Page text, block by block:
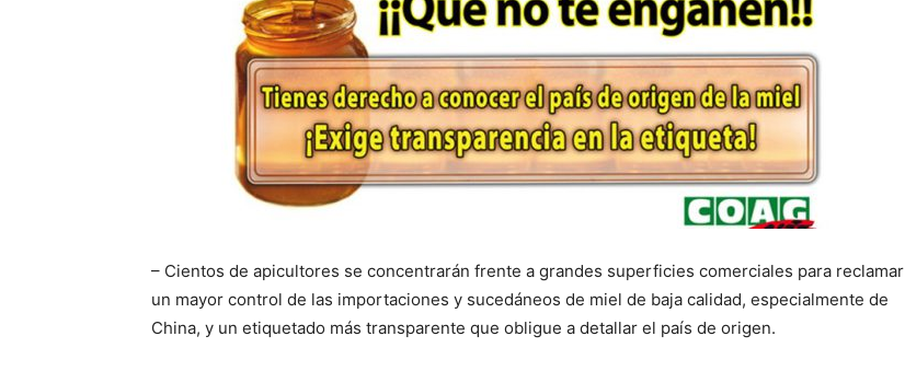
– Cientos de apicultores se concentrarán frente a grandes superficies comerciales para reclamar
un mayor control de las importaciones y sucedáneos de miel de baja calidad, especialmente de
China, y un etiquetado más transparente que obligue a detallar el país de origen.